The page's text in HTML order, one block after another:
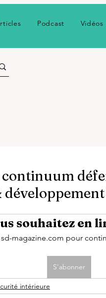
Podcast Vidéos
souhaitez en
magazine.com pour
S'abonner
intérieure